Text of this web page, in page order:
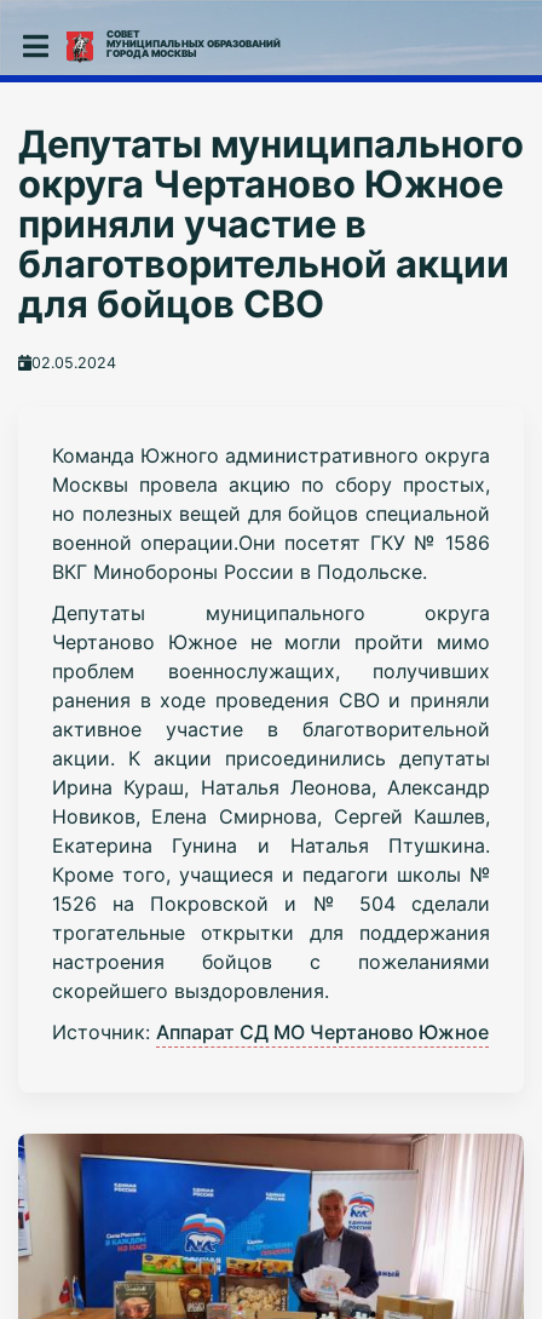
СОВЕТ
МУНИЦИПАЛЬНЫХ ОБРАЗОВАНИЙ
ГОРОДА МОСКВЫ
Депутаты муниципального
округа Чертаново Южное
приняли участие в
благотворительной акции
для бойцов СВО
02.05.2024
Команда Южного административного округа
Москвы провела акцию по сбору простых,
но полезных вещей для бойцов специальной
военной операции.Они посетят ГКУ № 1586
ВКГ Минобороны России в Подольске.
Депутаты муниципального округа
Чертаново Южное не могли пройти мимо
проблем военнослужащих, получивших
ранения в ходе проведения СВО и приняли
активное участие в благотворительной
акции. К акции присоединились депутаты
Ирина Кураш, Наталья Леонова, Александр
Новиков, Елена Смирнова, Сергей Кашлев,
Екатерина Гунина и Наталья Птушкина.
Кроме того, учащиеся и педагоги школы №
1526 на Покровской и № 504 сделали
трогательные открытки для поддержания
настроения бойцов с пожеланиями
скорейшего выздоровления.
Источник: Аппарат СД МО Чертаново Южное